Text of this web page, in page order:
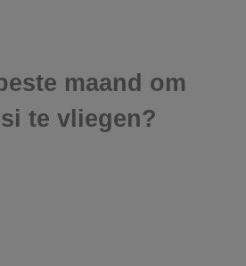
maand om
te vliegen?